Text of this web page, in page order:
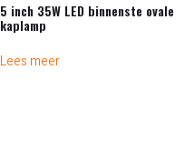
5 inch 35W LED binnenste ovale
kaplamp
Lees meer